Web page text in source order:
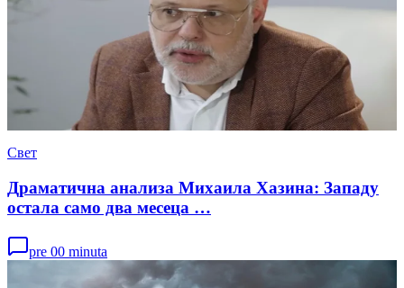
Свет
Драматична анализа Михаила Хазина: Западу
остала само два месеца …
pre 00 minuta